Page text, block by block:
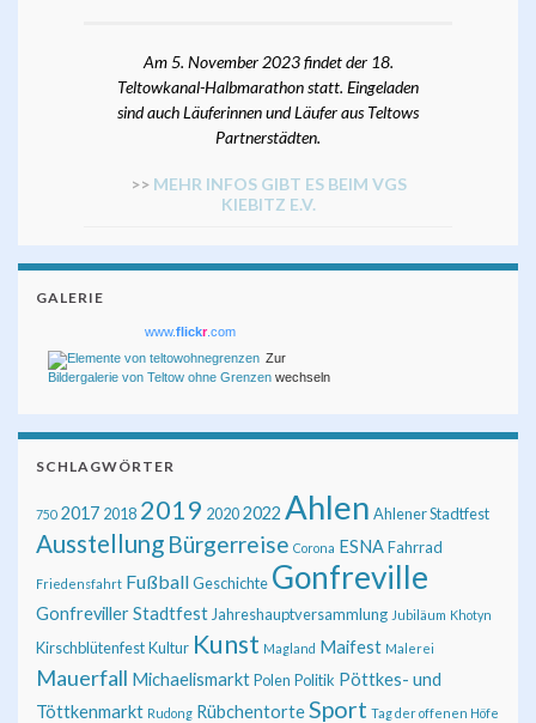
Am 5. November 2023 findet der 18.
Teltowkanal-Halbmarathon statt. Eingeladen
sind auch Läuferinnen und Läufer aus Teltows
Partnerstädten.
>> MEHR INFOS GIBT ES BEIM VGS
KIEBITZ E.V.
GALERIE
www.flickr.com
Zur
Bildergalerie von Teltow ohne Grenzen wechseln
SCHLAGWÖRTER
750 2017 2018 2019 20202022 Ahlen Ahlener Stadtfest
Ausstellung Bürgerreise Corona ESNAFahrrad
Friedensfahrt FußballGeschichte Gonfreville
Gonfreviller Stadtfest Jahreshauptversammlung Jubiläum Khotyn
KirschblütenfestKultur Kunst Magland Maifest Malerei
Mauerfall MichaelismarktPolen Politik Pöttkes- und
Töttkenmarkt Rudong RübchentorteSport Tag der offenen Höfe